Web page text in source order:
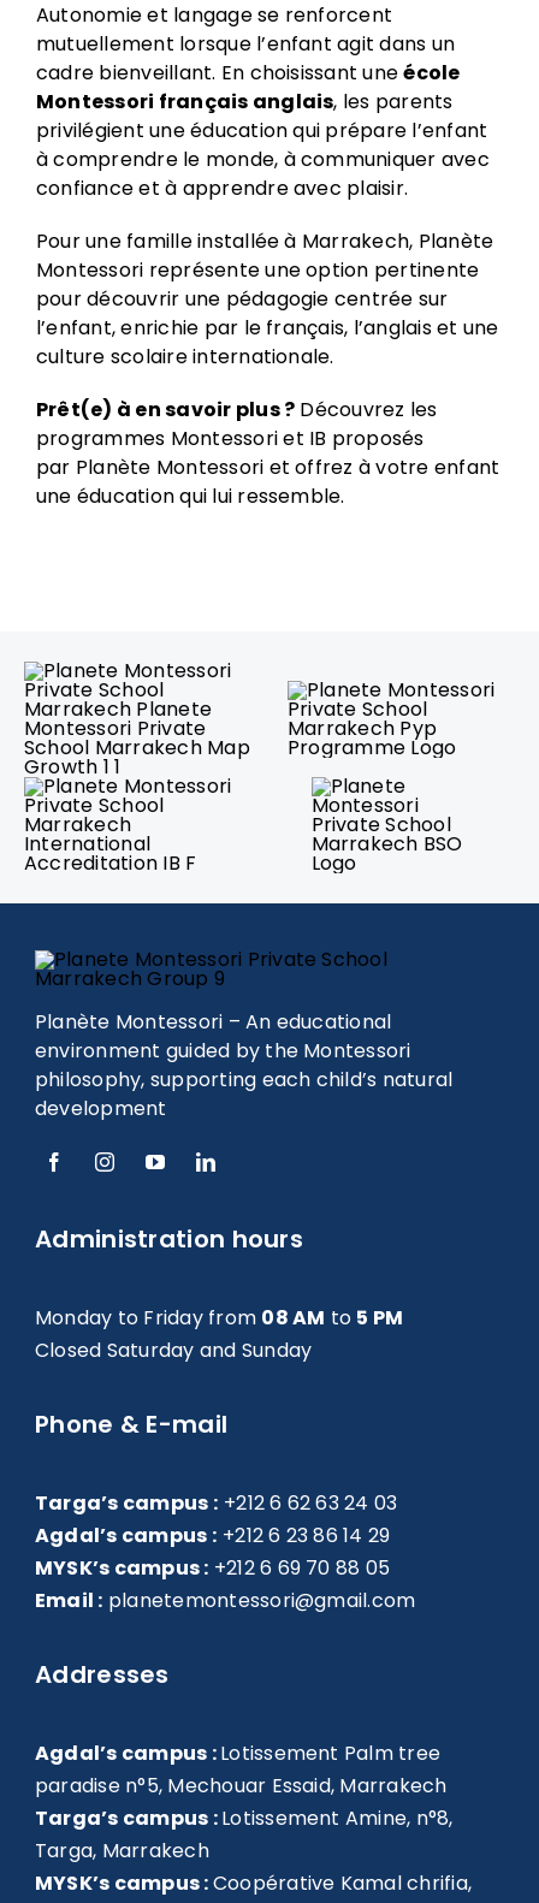
Autonomie et langage se renforcent
mutuellement lorsque l’enfant agit dans un
cadre bienveillant. En choisissant uneécole
Montessori français anglais, les parents
privilégient une éducation qui prépare l’enfant
à comprendre le monde, à communiquer avec
confiance et à apprendre avec plaisir.
Pour une famille installée à Marrakech, Planète
Montessori représente une option pertinente
pour découvrir une pédagogie centrée sur
l’enfant, enrichie par le français, l’anglais et une
culture scolaire internationale.
Prêt(e) à en savoir plus ? Découvrez les
programmes Montessori et IB proposés
par Planète Montessori et offrez à votre enfant
une éducation qui lui ressemble.
Planète Montessori – An educational
environment guided by the Montessori
philosophy, supporting each child’s natural
development
Administration hours
Monday to Friday from 08 AM to 5 PM
Closed Saturday and Sunday
Phone & E-mail
Targa’s campus : +212 6 62 63 24 03
Agdal’s campus : +212 6 23 86 14 29
MYSK’s campus : +212 6 69 70 88 05
Email : planetemontessori@gmail.com
Addresses
Agdal’s campus :Lotissement Palm tree
paradise n°5, Mechouar Essaid, Marrakech
Targa’s campus :Lotissement Amine, n°8,
Targa, Marrakech
MYSK’s campus :Coopérative Kamal chrifia,